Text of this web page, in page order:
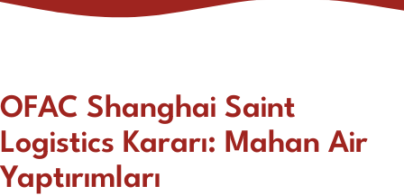
OFAC Shanghai Saint
Logistics Kararı: Mahan Air
Yaptırımları